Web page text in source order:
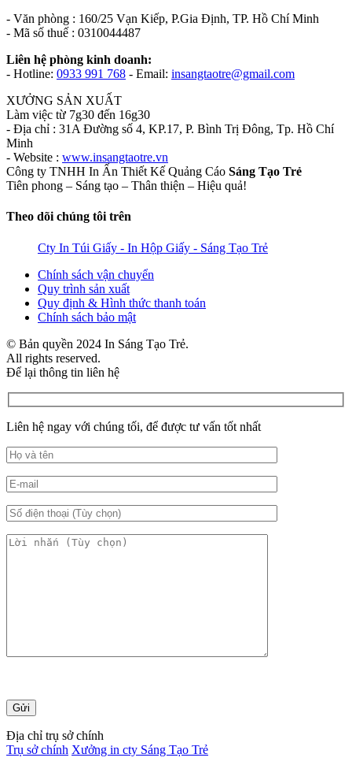
- Văn phòng : 160/25 Vạn Kiếp, P.Gia Định, TP. Hồ Chí Minh
- Mã số thuế : 0310044487
Liên hệ phòng kinh doanh:
- Hotline: 0933 991 768 - Email: insangtaotre@gmail.com
XƯỞNG SẢN XUẤT
Làm việc từ 7g30 đến 16g30
- Địa chỉ : 31A Đường số 4, KP.17, P. Bình Trị Đông, Tp. Hồ Chí
Minh
- Website : www.insangtaotre.vn
Công ty TNHH In Ấn Thiết Kế Quảng Cáo Sáng Tạo Trẻ
Tiên phong – Sáng tạo – Thân thiện – Hiệu quả!
Theo dõi chúng tôi trên
Cty In Túi Giấy - In Hộp Giấy - Sáng Tạo Trẻ
Chính sách vận chuyển
Quy trình sản xuất
Quy định & Hình thức thanh toán
Chính sách bảo mật
© Bản quyền 2024 In Sáng Tạo Trẻ.
All rights reserved.
Để lại thông tin liên hệ
Liên hệ ngay với chúng tối, để được tư vấn tốt nhất
Địa chỉ trụ sở chính
Trụ sở chính Xưởng in cty Sáng Tạo Trẻ